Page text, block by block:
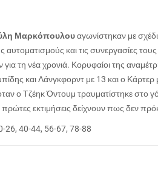
Μαρκόπουλουαγωνίστηκαν με
και τις συνεργασίες
τη νέα χρονιά. Κορυφαίοι της
και Λάνγκφορντ με 13 και ο
ο Τζέηκ Όντουμ τραυματίστηκε στο
εκτιμήσεις δείχνουν πως δεν
26, 40-44, 56-67, 78-88